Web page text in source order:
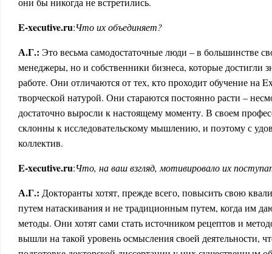
E-xecutive.ru:Что их объединяет?
А.Г.: Это весьма самодостаточные люди – в большинстве
менеджеры, но и собственники бизнеса, которые достигли
работе. Они отличаются от тех, кто проходит обучение на
творческой натурой. Они стараются постоянно расти –
достаточно выросли к настоящему моменту. В своем
склонны к исследовательскому мышлению, и поэтому с
коллектив.
E-xecutive.ru:Что, на ваш взгляд, мотивировало их
А.Г.: Докторанты хотят, прежде всего, повысить свою
путем натаскивания и не традиционным путем, когда им
методы. Они хотят сами стать источником рецептов и
вышли на такой уровень осмысления своей деятельности,